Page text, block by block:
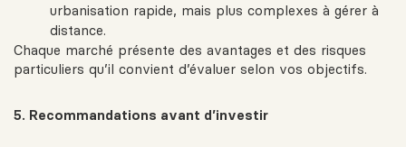
urbanisation rapide, mais plus complexes à gérer à
distance.
Chaque marché présente des avantages et des risques
particuliers qu’il convient d’évaluer selon vos objectifs.
5. Recommandations avant d’investir